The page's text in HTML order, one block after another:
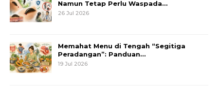
Namun Tetap Perlu Waspada…
26 Jul 2026
Memahat Menu di Tengah “Segitiga
Peradangan”: Panduan…
19 Jul 2026